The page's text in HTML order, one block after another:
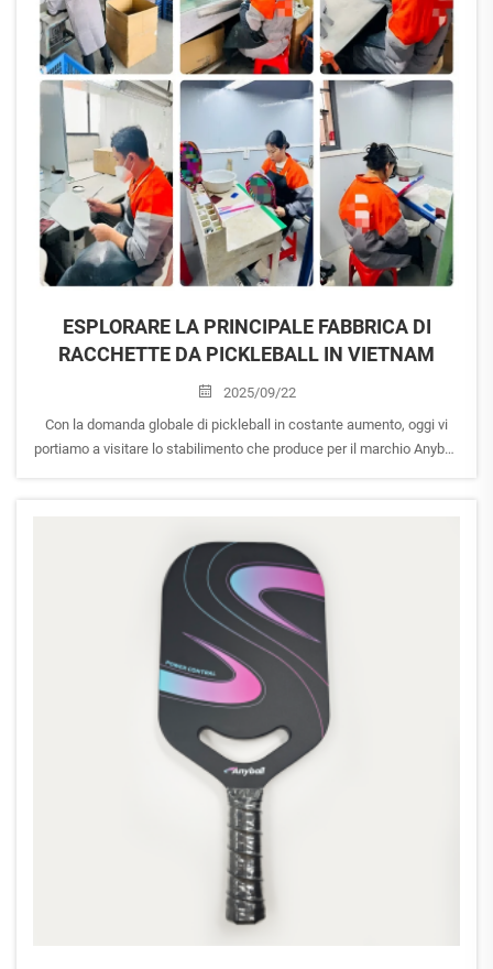
ESPLORARE LA PRINCIPALE FABBRICA DI
RACCHETTE DA PICKLEBALL IN VIETNAM
2025/09/22
Con la domanda globale di pickleball in costante aumento, oggi vi
portiamo a visitare lo stabilimento che produce per il marchio Anyball